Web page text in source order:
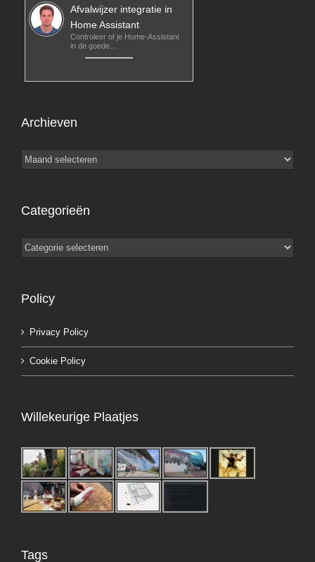
Afvalwijzer integratie in
Home Assistant
Controleer of je Home-Assistant
in de goede…
Archieven
Archieven
Categorieën
Categorieën
Policy
Privacy Policy
Cookie Policy
Willekeurige Plaatjes
Tags